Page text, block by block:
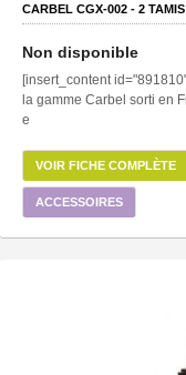
CARBEL CGX-002 - 2
Non disponible
[insert_content
la gamme Carbel sorti en
e
VOIR FICHE COMPLÈTE
ACCESSOIRES